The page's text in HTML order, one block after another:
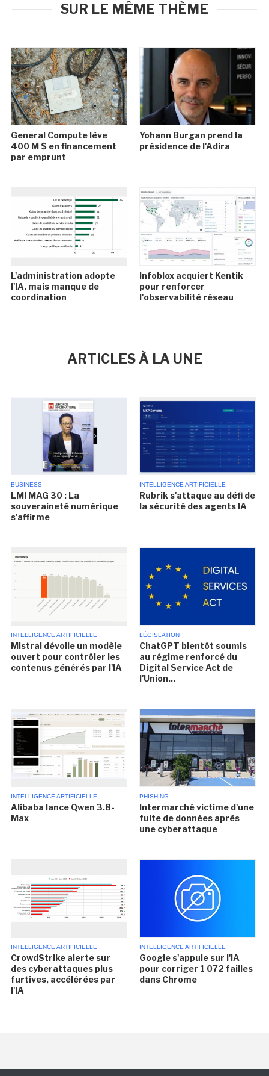
SUR LE MÊME THÈME
General Compute lève
400 M $ en financement
par emprunt
Yohann Burgan prend la
présidence de l'Adira
L'administration adopte
l'IA, mais manque de
coordination
Infoblox acquiert Kentik
pour renforcer
l'observabilité réseau
ARTICLES À LA UNE
BUSINESS
LMI MAG 30 : La
souveraineté numérique
s'affirme
INTELLIGENCE ARTIFICIELLE
Rubrik s'attaque au défi de
la sécurité des agents IA
INTELLIGENCE ARTIFICIELLE
Mistral dévoile un modèle
ouvert pour contrôler les
contenus générés par l'IA
LÉGISLATION
ChatGPT bientôt soumis
au régime renforcé du
Digital Service Act de
l'Union...
INTELLIGENCE ARTIFICIELLE
Alibaba lance Qwen 3.8-
Max
PHISHING
Intermarché victime d'une
fuite de données après
une cyberattaque
INTELLIGENCE ARTIFICIELLE
CrowdStrike alerte sur
des cyberattaques plus
furtives, accélérées par
l'IA
INTELLIGENCE ARTIFICIELLE
Google s'appuie sur l'IA
pour corriger 1 072 failles
dans Chrome